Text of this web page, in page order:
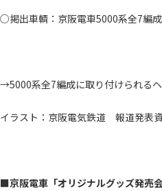
○掲出車輌：京阪電車5000系全7編成
→5000系全7編成に取り付けられるヘ
イラスト：京阪電気鉄道 報道発表
■京阪電車「オリジナルグッズ発売